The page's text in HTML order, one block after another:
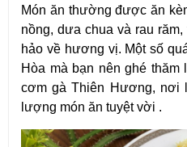
Món ăn thường được ăn
nồng, dưa chua và rau
hảo về hương vị. Một số
Hòa mà bạn nên ghé thăm
cơm gà Thiên Hương, nơi
lượng món ăn tuyệt vời .